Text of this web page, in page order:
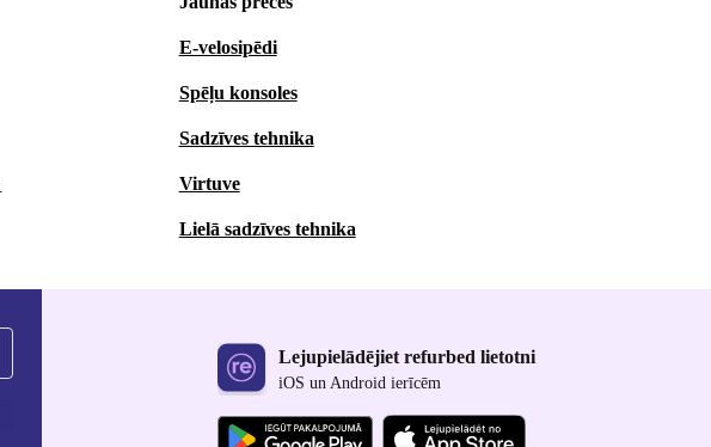
E-velosipēdi
Spēļu konsoles
Sadzīves tehnika
Virtuve
Lielā sadzīves tehnika
Lejupielādējiet refurbed lietotni
iOS un Android ierīcēm